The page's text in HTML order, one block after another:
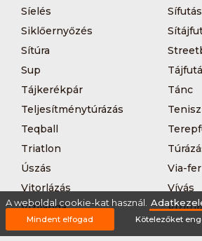
Síelés
Sífutás
Siklőernyőzés
Sítúra
Sup
Tájkerékpár
Tánc
Teljesítménytúrázás
Tenisz
Teqball
Triatlon
Úszás
Via-
Vitorlázás
Vívás
Vizilabda
Wakeboard
A weboldal cookie-kat használ.
Mindent elfogad Kötelezőket